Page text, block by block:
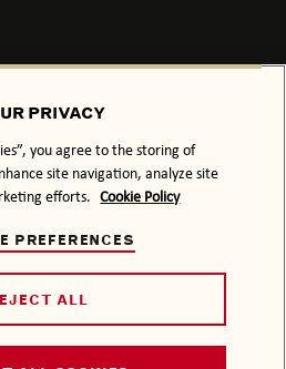
POLÍTICA DE COOKIES
EL EXCESO.
EVITA EL EXCESO
PRIVACY
you agree to the storing of
site navigation, analyze site
efforts. Cookie Policy
PREFERENCES
ALL